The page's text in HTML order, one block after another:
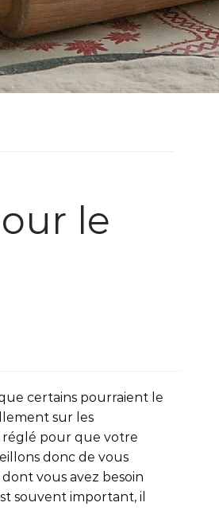
le
que certains pourraient le
sur les
réglé pour que votre
donc de vous
vous avez besoin
souvent important, il